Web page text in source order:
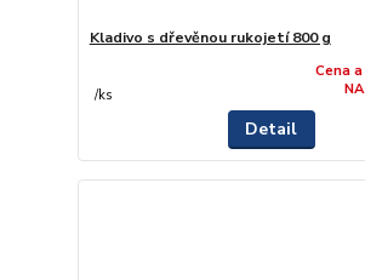
Kladivo s dřevěnou rukojetí 800 g
/ks
Cena
Detail